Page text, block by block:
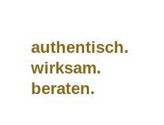
authentisch.
wirksam.
beraten.